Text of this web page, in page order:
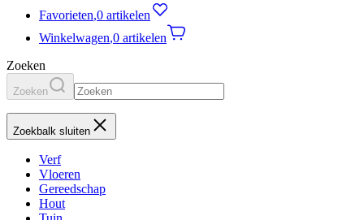
Favorieten,0 artikelen
Winkelwagen,0 artikelen
Zoeken
Zoeken
Zoekbalk sluiten
Verf
Vloeren
Gereedschap
Hout